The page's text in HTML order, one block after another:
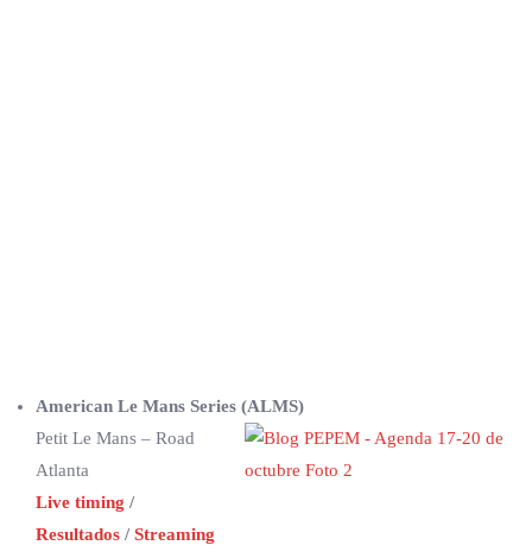
American Le Mans Series (ALMS)
Petit Le Mans – Road
Atlanta
Live timing /
Resultados / Streaming